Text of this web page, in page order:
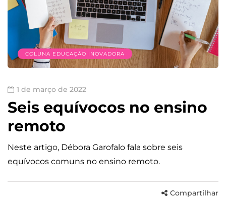
COLUNA EDUCAÇÃO INOVADORA
1 de março de 2022
Seis equívocos no ensino
remoto
Neste artigo, Débora Garofalo fala sobre seis
equívocos comuns no ensino remoto.
Compartilhar